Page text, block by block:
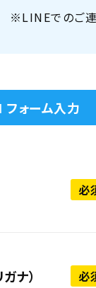
※LINEでのご連
フォーム入力
必
ナ） 必